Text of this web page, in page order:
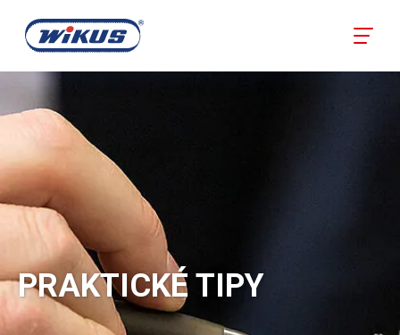
PRAKTICKÉ TIPY